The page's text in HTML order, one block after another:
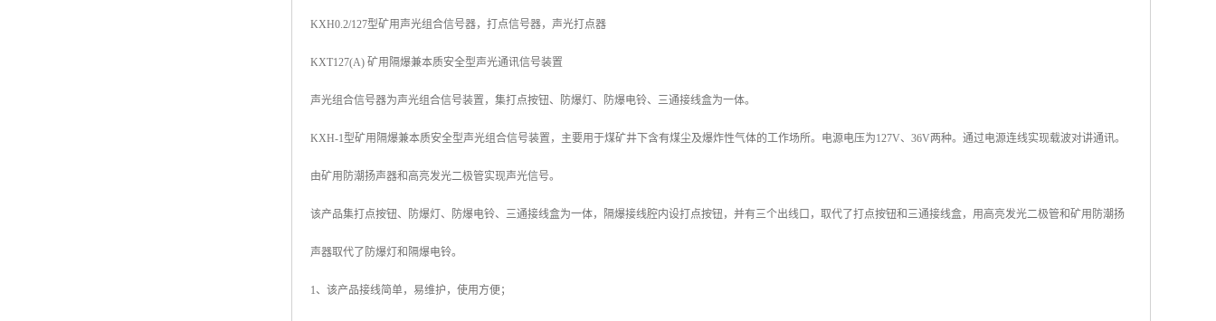
KXH0.2/127型矿用声光组合信号器，打点信号器，声光打点器
KXT127(A) 矿用隔爆兼本质安全型声光通讯信号装置
声光组合信号器为声光组合信号装置，集打点按钮、防爆灯、防爆电铃、三通接线盒为一体。
KXH-1型矿用隔爆兼本质安全型声光组合信号装置，主要用于煤矿井下含有煤尘及爆炸性气体的工作场所。电源电压为127V、36V两种。通过电源连线实现载波对讲通讯。
由矿用防潮扬声器和高亮发光二极管实现声光信号。
该产品集打点按钮、防爆灯、防爆电铃、三通接线盒为一体，隔爆接线腔内设打点按钮，并有三个出线口，取代了打点按钮和三通接线盒，用高亮发光二极管和矿用防潮扬
声器取代了防爆灯和隔爆电铃。
1、该产品接线简单，易维护，使用方便；